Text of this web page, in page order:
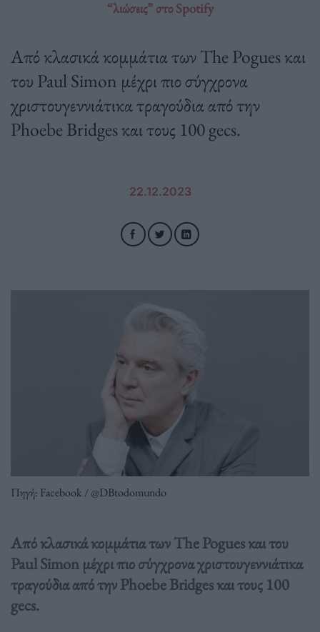
“λιώσεις” στο Spotify
Από κλασικά κομμάτια των The Pogues και
του Paul Simon μέχρι πιο σύγχρονα
χριστουγεννιάτικα τραγούδια από την
Phoebe Bridges και τους 100 gecs.
22.12.2023
Πηγή: Facebook / @DBtodomundo
Από κλασικά κομμάτια των The Pogues και του
Paul Simon μέχρι πιο σύγχρονα χριστουγεννιάτικα
τραγούδια από την Phoebe Bridges και τους 100
gecs.